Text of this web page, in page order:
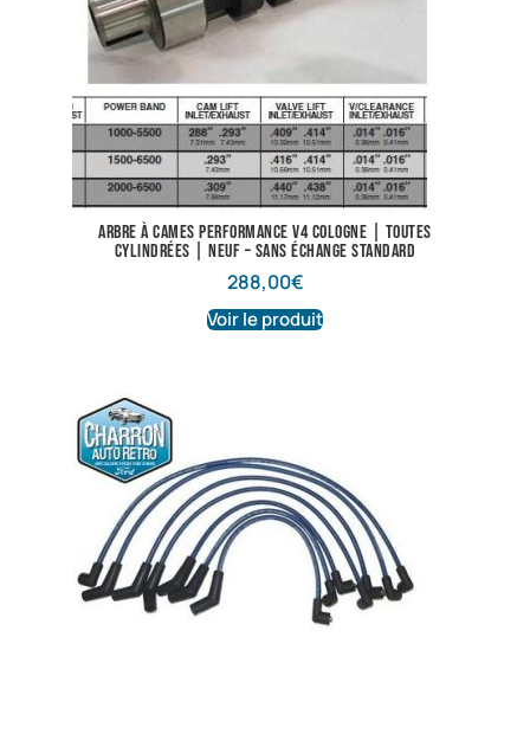
Arbre à cames performance V4 Cologne | Toutes
cylindrées | Neuf – Sans échange standard
288,00€
Voir le produit